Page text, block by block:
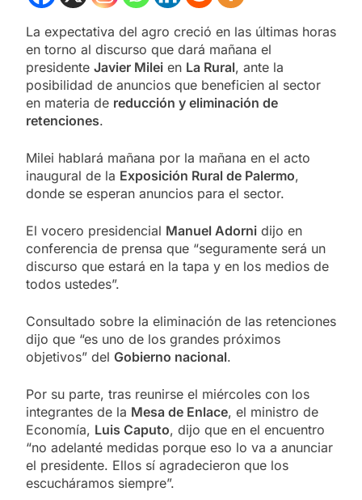
La expectativa del agro creció en las últimas horas
en torno al discurso que dará mañana el
presidente Javier Milei en La Rural, ante la
posibilidad de anuncios que beneficien al sector
en materia de reducción y eliminación de
retenciones.
Milei hablará mañana por la mañana en el acto
inaugural de la Exposición Rural de Palermo,
donde se esperan anuncios para el sector.
El vocero presidencial Manuel Adorni dijo en
conferencia de prensa que “seguramente será un
discurso que estará en la tapa y en los medios de
todos ustedes”.
Consultado sobre la eliminación de las retenciones
dijo que “es uno de los grandes próximos
objetivos” del Gobierno nacional.
Por su parte, tras reunirse el miércoles con los
integrantes de la Mesa de Enlace, el ministro de
Economía, Luis Caputo, dijo que en el encuentro
“no adelanté medidas porque eso lo va a anunciar
el presidente. Ellos sí agradecieron que los
escucháramos siempre”.